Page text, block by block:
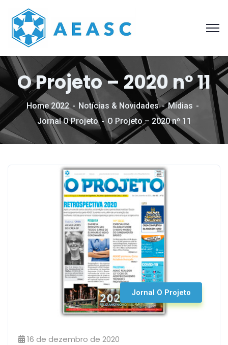
O Projeto – 2020 nº 11
Home 2022 Notícias & Novidades
Mídias
Jornal O Projeto
O Projeto – 2020 nº 11
Jornal O Projeto
16 de dezembro de 2020